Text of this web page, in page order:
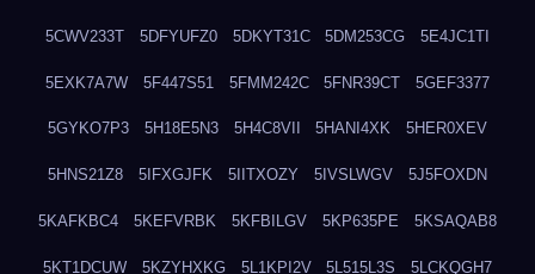
5CWV233T 5DFYUFZ0 5DKYT31C 5DM253CG 5E4JC1TI
5EXK7A7W 5F447S51 5FMM242C 5FNR39CT 5GEF3377
5GYKO7P3 5H18E5N3 5H4C8VII 5HANI4XK 5HER0XEV
5HNS21Z8 5IFXGJFK 5IITXOZY 5IVSLWGV 5J5FOXDN
5KAFKBC4 5KEFVRBK 5KFBILGV 5KP635PE 5KSAQAB8
5KT1DCUW 5KZYHXKG 5L1KPI2V 5L515L3S 5LCKQGH7